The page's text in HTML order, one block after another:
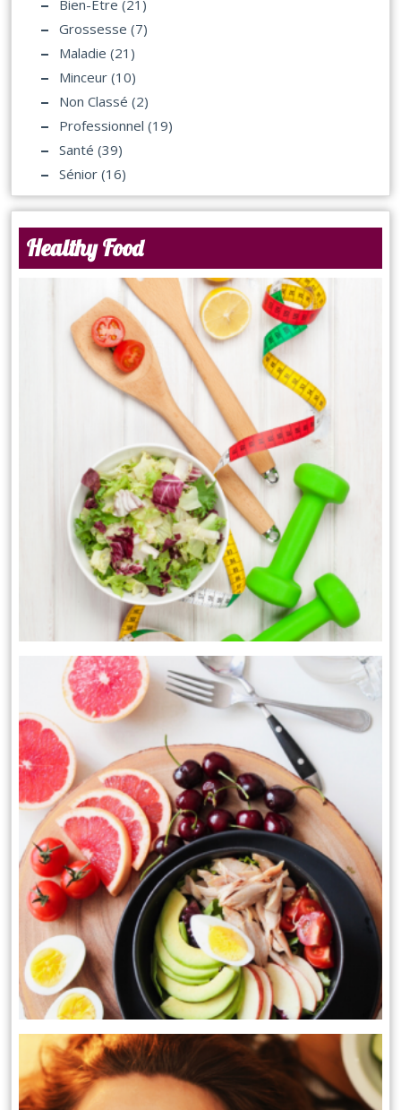
Bien-Être (21)
Grossesse (7)
Maladie (21)
Minceur (10)
Non Classé (2)
Professionnel (19)
Santé (39)
Sénior (16)
Healthy Food